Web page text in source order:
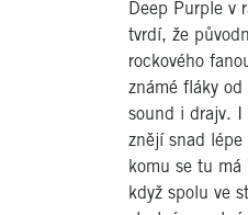
Deep Purple v
tvrdí, že
rockového
známé fláky od
sound i drajv. I
znějí snad lépe
komu se tu má
když spolu ve